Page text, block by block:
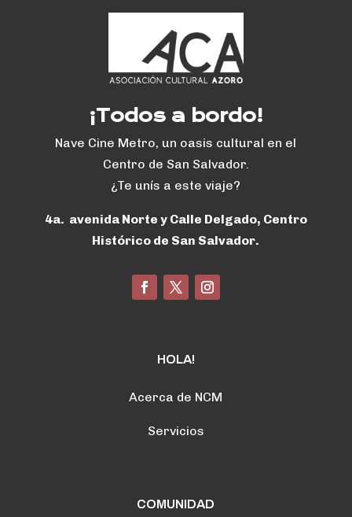
¡Todos a bordo!
Nave Cine Metro, un oasis cultural en el
Centro de San Salvador.
¿Te unís a este viaje?
4a. avenida Norte y Calle Delgado, Centro
Histórico de San Salvador.
HOLA!
Acerca de NCM
Servicios
COMUNIDAD